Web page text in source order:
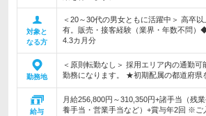
対象と
なる方
＜20～30代の男女ともに活躍中＞ 高卒
有。販売・接客経験（業界・年数不問）
4.3カ月分
勤務地
＜原則転勤なし＞ 採用エリア内の通勤可
勤務になります。 ★初期配属の都道府県
給与
月給256,800円～310,350円+諸手当（残
養手当・営業手当など）+賞与年2回 ※ご